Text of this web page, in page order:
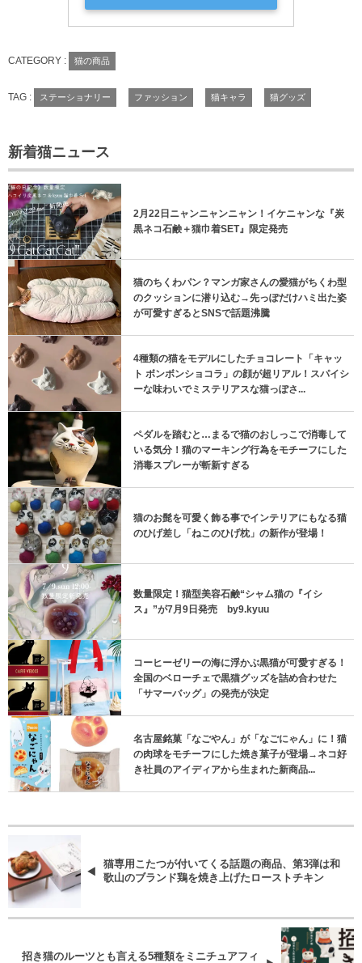
CATEGORY : 猫の商品
TAG : ステーショナリー ファッション 猫キャラ 猫グッズ
新着猫ニュース
2月22日ニャンニャンニャン！イケニャンな『炭
黒ネコ石鹸＋猫巾着SET』限定発売
猫のちくわパン？マンガ家さんの愛猫がちくわ型
のクッションに潜り込む→先っぽだけハミ出た姿
が可愛すぎるとSNSで話題沸騰
4種類の猫をモデルにしたチョコレート「キャッ
ト ボンボンショコラ」の顔が超リアル！スパイシ
ーな味わいでミステリアスな猫っぽさ...
ペダルを踏むと…まるで猫のおしっこで消毒して
いる気分！猫のマーキング行為をモチーフにした
消毒スプレーが斬新すぎる
猫のお髭を可愛く飾る事でインテリアにもなる猫
のひげ差し「ねこのひげ枕」の新作が登場！
数量限定！猫型美容石鹸“シャム猫の『イシ
ス』”が7月9日発売 by9.kyuu
コーヒーゼリーの海に浮かぶ黒猫が可愛すぎる！
全国のベローチェで黒猫グッズを詰め合わせた
「サマーバッグ」の発売が決定
名古屋銘菓「なごやん」が「なごにゃん」に！猫
の肉球をモチーフにした焼き菓子が登場→ネコ好
き社員のアイディアから生まれた新商品...
猫専用こたつが付いてくる話題の商品、第3弾は和
歌山のブランド鶏を焼き上げたローストチキン
招き猫のルーツとも言える5種類をミニチュアフィ